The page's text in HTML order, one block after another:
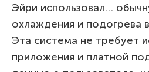
Эйри использовал…
охлаждения и подогрева
Эта система не требует
приложения и платной